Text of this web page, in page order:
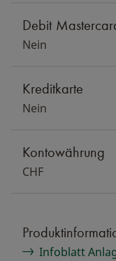
Debit
Nein
Kreditkarte
Nein
Kontowährung
CHF
Infoblatt